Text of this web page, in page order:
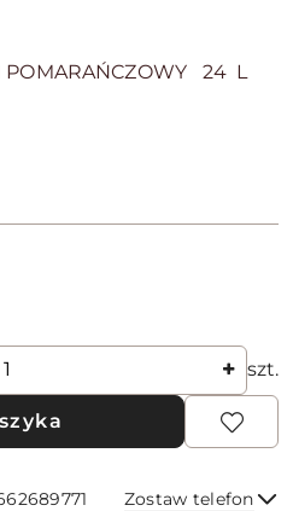
POMARAŃCZOWY 24 L
szt.
Zostaw telefon